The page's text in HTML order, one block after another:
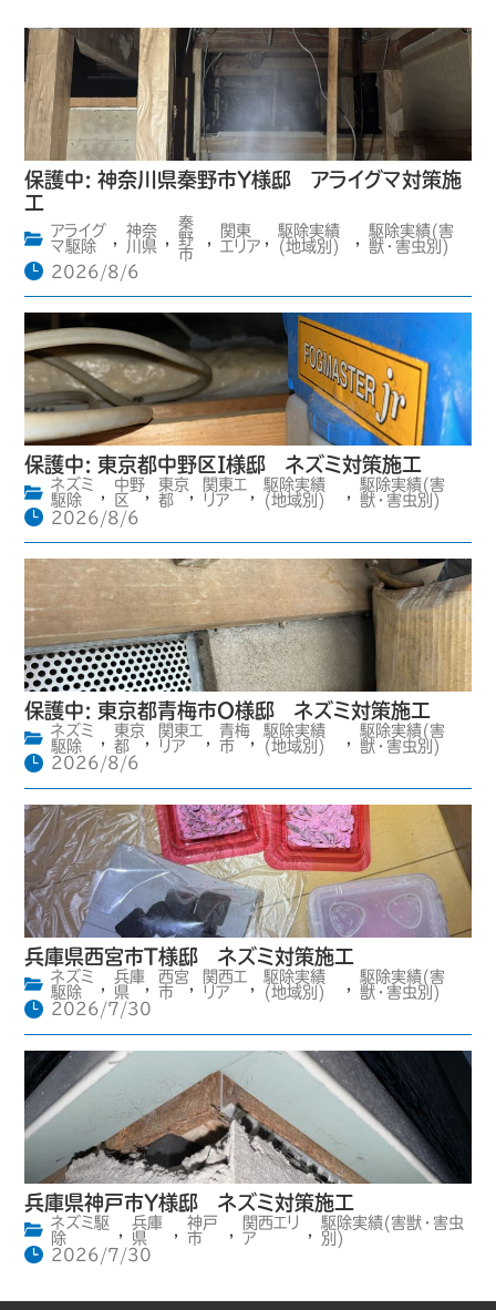
保護中: 神奈川県秦野市Y様邸 アライグマ対策施
工
アライグ
マ駆除
,
神奈
川県 ,
秦
野
市
,
関東
エリア ,
駆除実績
(地域別)
,
駆除実績(害
獣・害虫別)
2026/8/6
保護中: 東京都中野区I様邸 ネズミ対策施工
ネズミ
駆除
,
中野
区
,
東京
都
,
関東エ
リア
,
駆除実績
(地域別)
,
駆除実績(害
獣・害虫別)
2026/8/6
保護中: 東京都青梅市O様邸 ネズミ対策施工
ネズミ
駆除
,
東京
都
,
関東エ
リア
,
青梅
市
,
駆除実績
(地域別)
,
駆除実績(害
獣・害虫別)
2026/8/6
兵庫県西宮市T様邸 ネズミ対策施工
ネズミ
駆除
,
兵庫
県
,
西宮
市
,
関西エ
リア
,
駆除実績
(地域別)
,
駆除実績(害
獣・害虫別)
2026/7/30
兵庫県神戸市Y様邸 ネズミ対策施工
ネズミ駆
除
兵庫
県
神戸
市
関西エリ
ア
駆除実績(害獣・害虫
別)
2026/7/30